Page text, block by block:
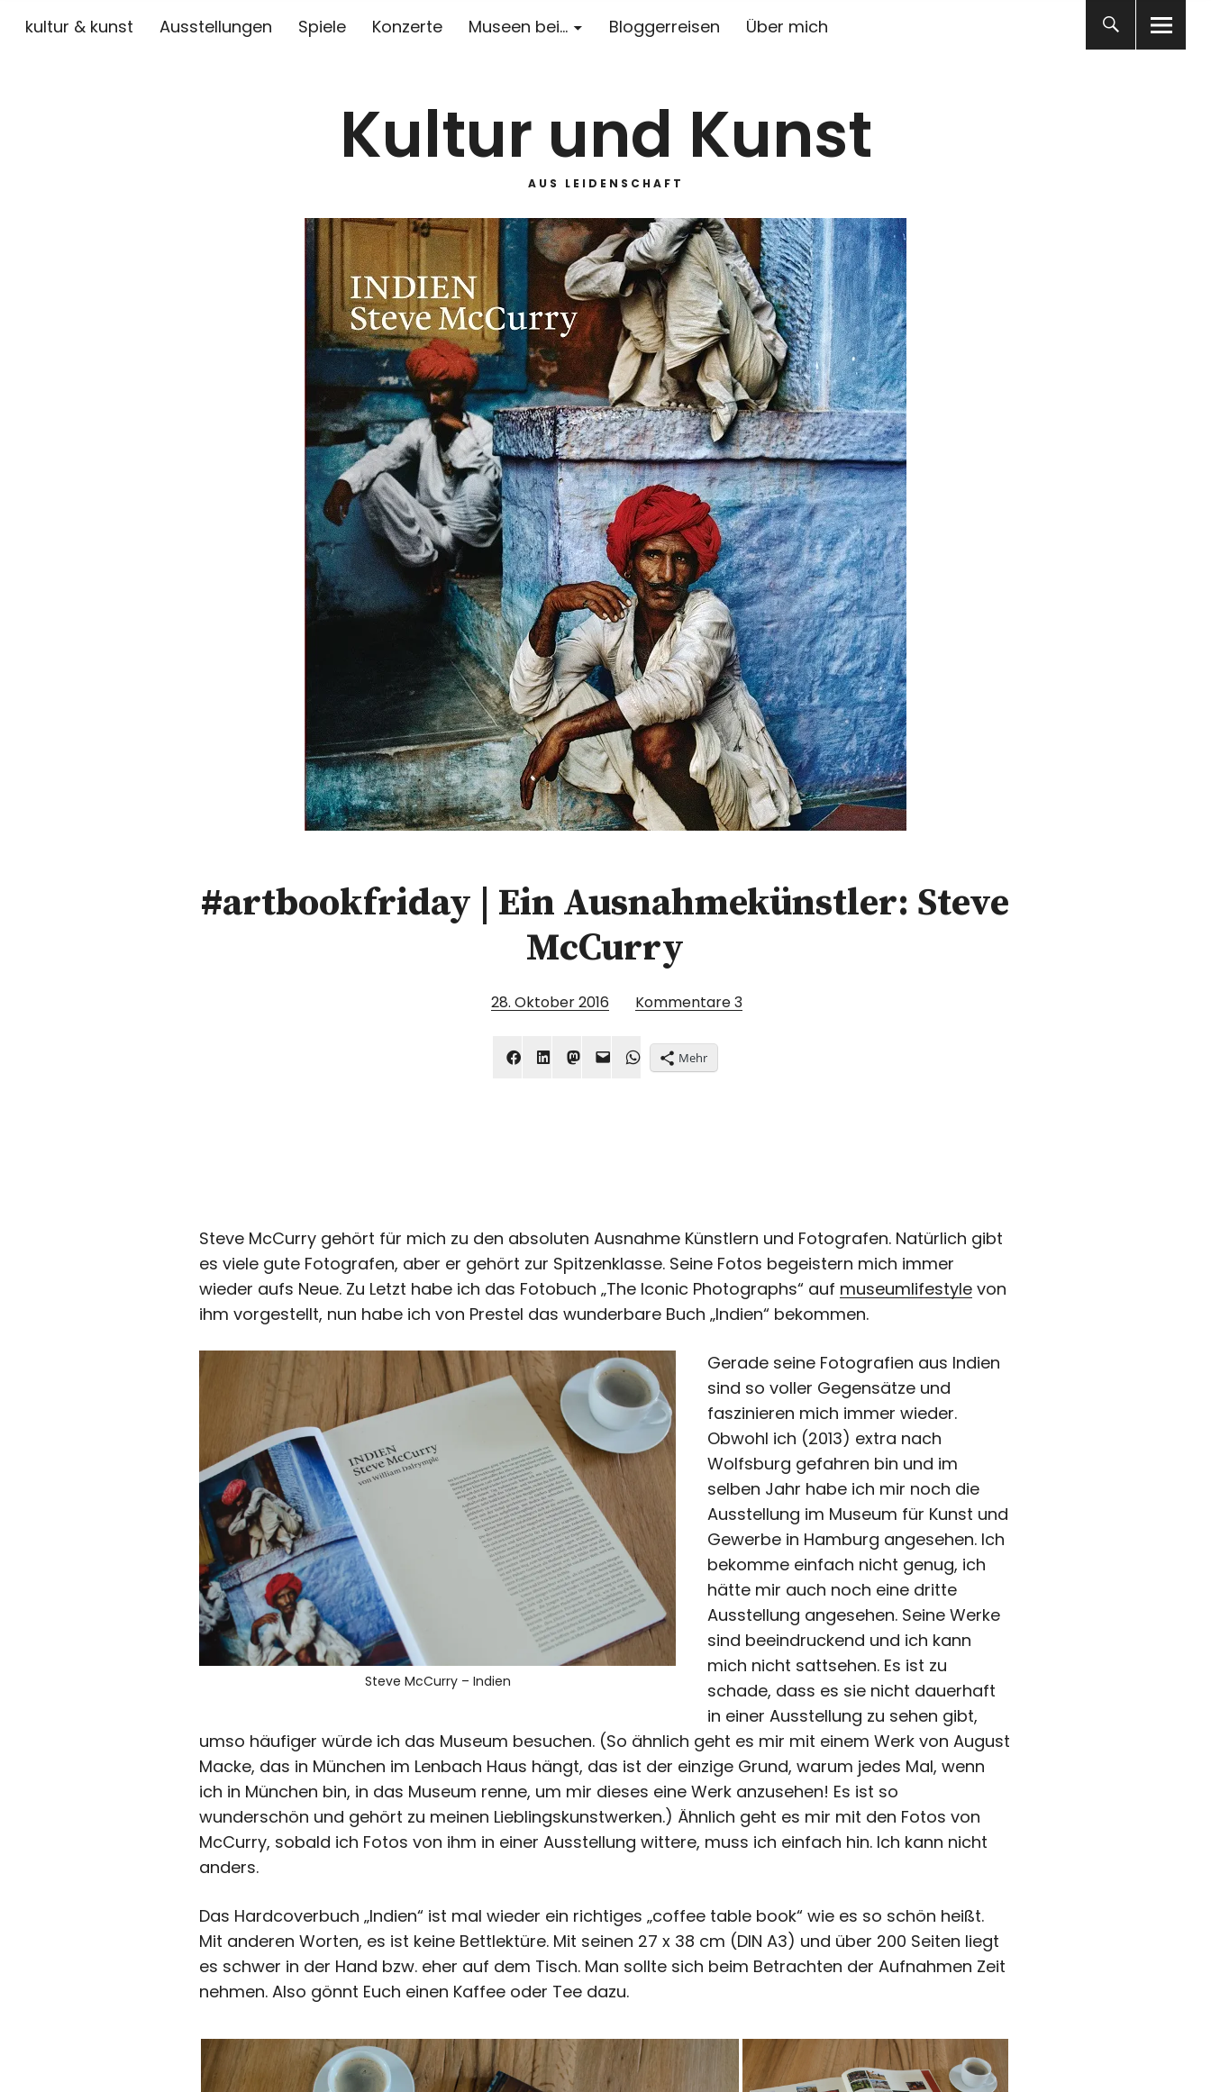
kultur & kunst Ausstellungen Spiele Konzerte Museen bei… Bloggerreisen Über mich
Kultur und Kunst
AUS LEIDENSCHAFT
#artbookfriday | Ein Ausnahmekünstler: Steve
McCurry
28. Oktober 2016 Kommentare3
Mehr
Steve McCurry gehört für mich zu den absoluten Ausnahme Künstlern und Fotografen. Natürlich gibt
es viele gute Fotografen, aber er gehört zur Spitzenklasse. Seine Fotos begeistern mich immer
wieder aufs Neue. Zu Letzt habe ich das Fotobuch „The Iconic Photographs“ auf museumlifestyle von
ihm vorgestellt, nun habe ich von Prestel das wunderbare Buch „Indien“ bekommen.
Steve McCurry – Indien
Gerade seine Fotografien aus Indien
sind so voller Gegensätze und
faszinieren mich immer wieder.
Obwohl ich (2013) extra nach
Wolfsburg gefahren bin und im
selben Jahr habe ich mir noch die
Ausstellung im Museum für Kunst und
Gewerbe in Hamburg angesehen. Ich
bekomme einfach nicht genug, ich
hätte mir auch noch eine dritte
Ausstellung angesehen. Seine Werke
sind beeindruckend und ich kann
mich nicht sattsehen. Es ist zu
schade, dass es sie nicht dauerhaft
in einer Ausstellung zu sehen gibt,
umso häufiger würde ich das Museum besuchen. (So ähnlich geht es mir mit einem Werk von August
Macke, das in München im Lenbach Haus hängt, das ist der einzige Grund, warum jedes Mal, wenn
ich in München bin, in das Museum renne, um mir dieses eine Werk anzusehen! Es ist so
wunderschön und gehört zu meinen Lieblingskunstwerken.) Ähnlich geht es mir mit den Fotos von
McCurry, sobald ich Fotos von ihm in einer Ausstellung wittere, muss ich einfach hin. Ich kann nicht
anders.
Das Hardcoverbuch „Indien“ ist mal wieder ein richtiges „coffee table book“ wie es so schön heißt.
Mit anderen Worten, es ist keine Bettlektüre. Mit seinen 27 x 38 cm (DIN A3) und über 200 Seiten liegt
es schwer in der Hand bzw. eher auf dem Tisch. Man sollte sich beim Betrachten der Aufnahmen Zeit
nehmen. Also gönnt Euch einen Kaffee oder Tee dazu.